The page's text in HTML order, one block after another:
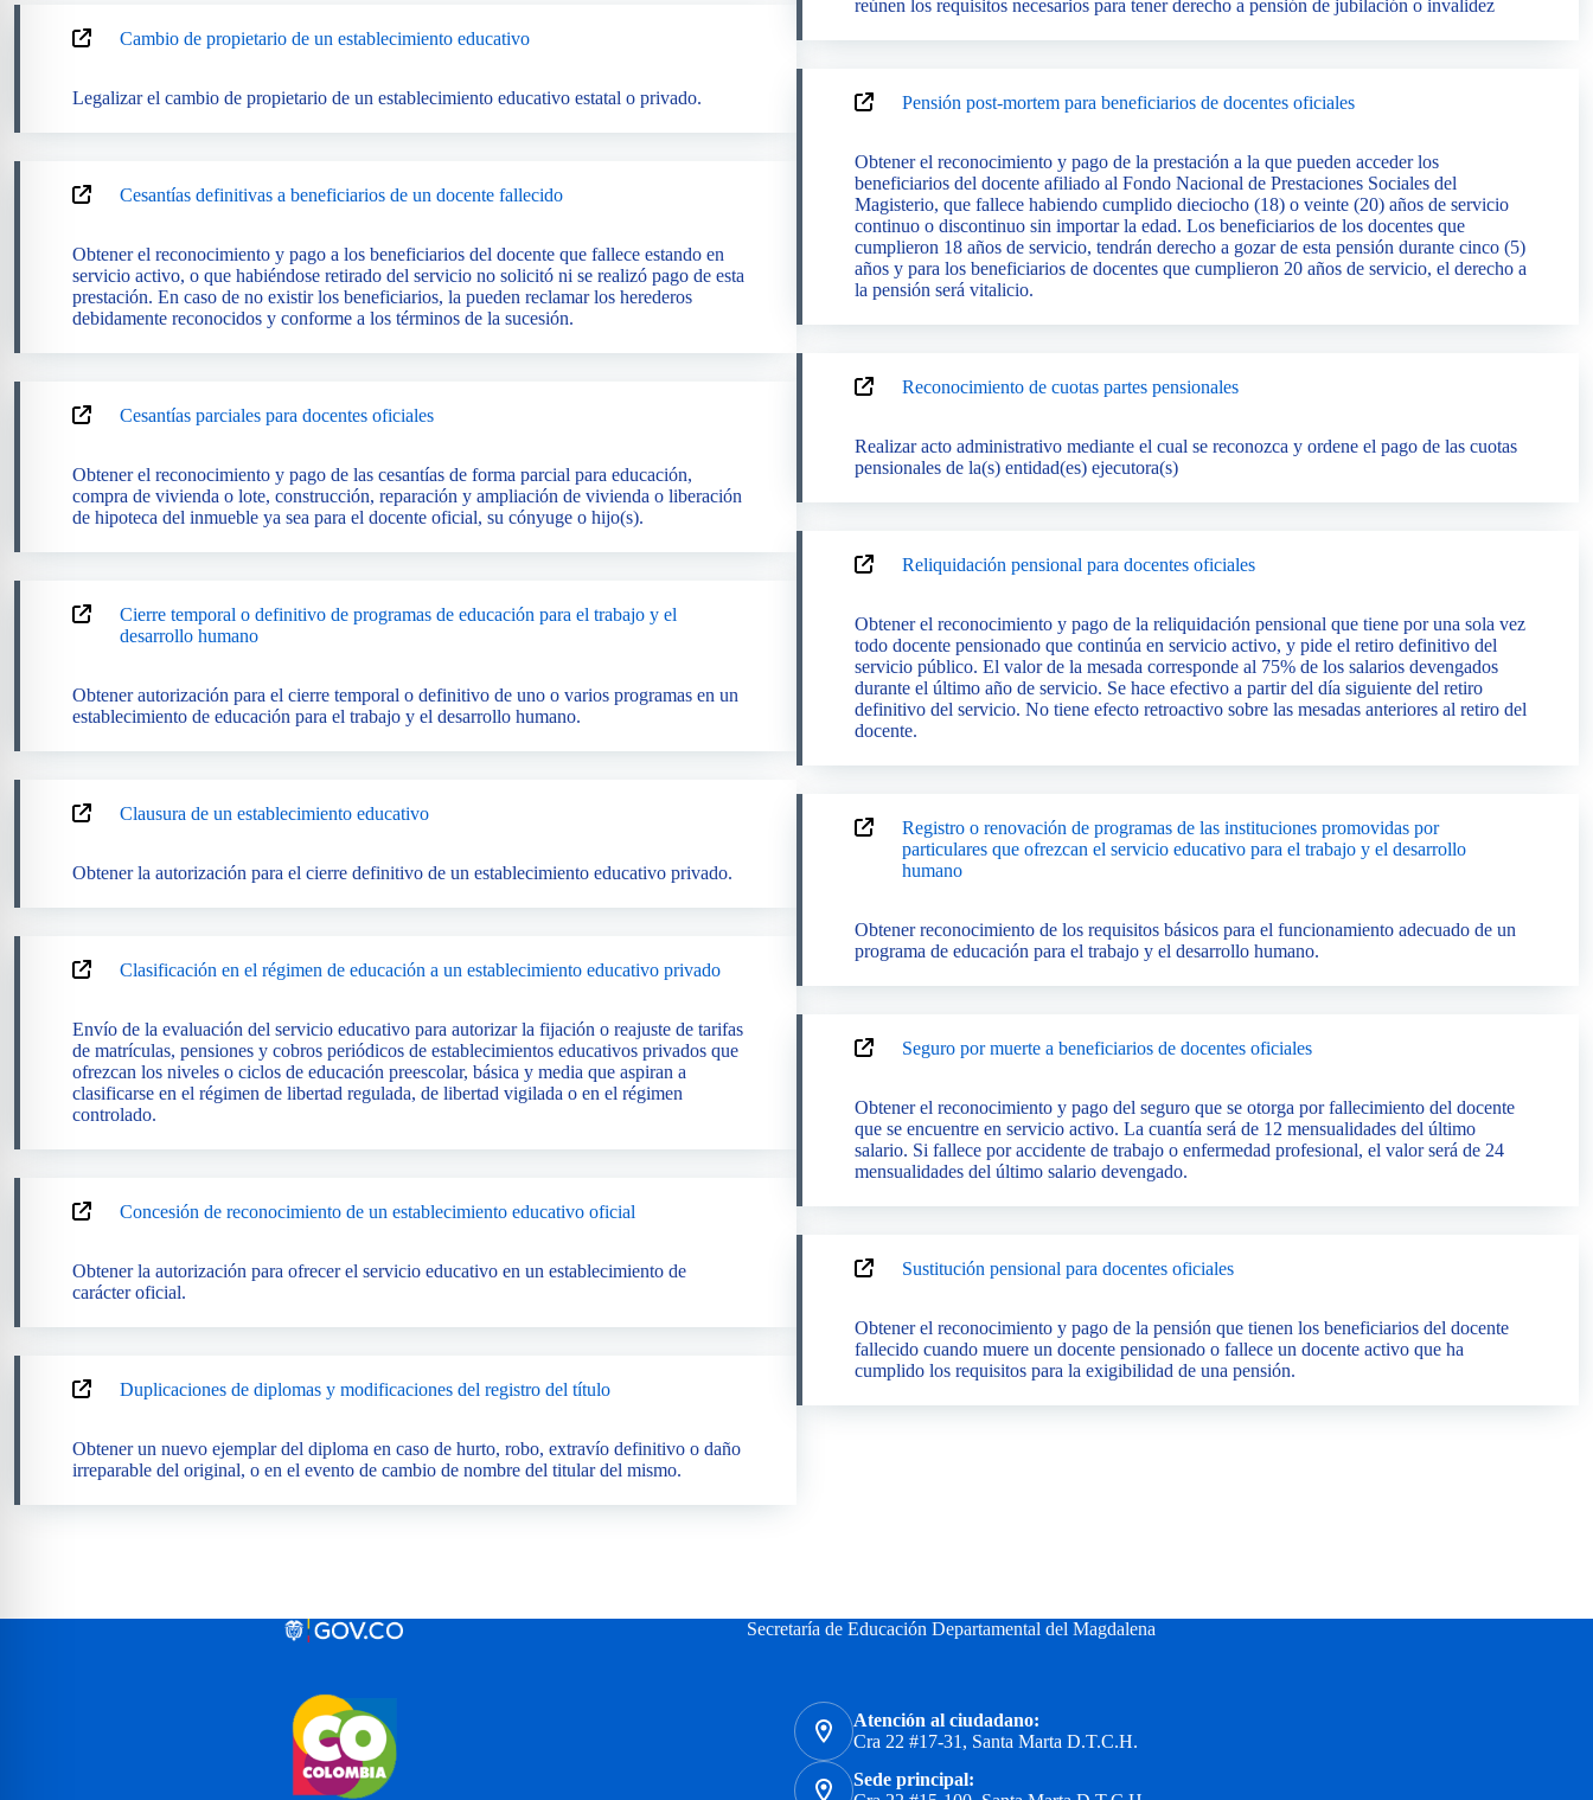
Cambio de propietario de un establecimiento educativo
Legalizar el cambio de propietario de un establecimiento educativo estatal o privado.
Cesantías definitivas a beneficiarios de un docente fallecido
Obtener el reconocimiento y pago a los beneficiarios del docente que fallece estando en
servicio activo, o que habiéndose retirado del servicio no solicitó ni se realizó pago de esta
prestación. En caso de no existir los beneficiarios, la pueden reclamar los herederos
debidamente reconocidos y conforme a los términos de la sucesión.
Cesantías parciales para docentes oficiales
Obtener el reconocimiento y pago de las cesantías de forma parcial para educación,
compra de vivienda o lote, construcción, reparación y ampliación de vivienda o liberación
de hipoteca del inmueble ya sea para el docente oficial, su cónyuge o hijo(s).
Cierre temporal o definitivo de programas de educación para el trabajo y el
desarrollo humano
Obtener autorización para el cierre temporal o definitivo de uno o varios programas en un
establecimiento de educación para el trabajo y el desarrollo humano.
Clausura de un establecimiento educativo
Obtener la autorización para el cierre definitivo de un establecimiento educativo privado.
Clasificación en el régimen de educación a un establecimiento educativo privado
Envío de la evaluación del servicio educativo para autorizar la fijación o reajuste de tarifas
de matrículas, pensiones y cobros periódicos de establecimientos educativos privados que
ofrezcan los niveles o ciclos de educación preescolar, básica y media que aspiran a
clasificarse en el régimen de libertad regulada, de libertad vigilada o en el régimen
controlado.
Concesión de reconocimiento de un establecimiento educativo oficial
Obtener la autorización para ofrecer el servicio educativo en un establecimiento de
carácter oficial.
Duplicaciones de diplomas y modificaciones del registro del título
Obtener un nuevo ejemplar del diploma en caso de hurto, robo, extravío definitivo o daño
irreparable del original, o en el evento de cambio de nombre del titular del mismo.
reúnen los requisitos necesarios para tener derecho a pensión de jubilación o invalidez
Pensión post-mortem para beneficiarios de docentes oficiales
Obtener el reconocimiento y pago de la prestación a la que pueden acceder los
beneficiarios del docente afiliado al Fondo Nacional de Prestaciones Sociales del
Magisterio, que fallece habiendo cumplido dieciocho (18) o veinte (20) años de servicio
continuo o discontinuo sin importar la edad. Los beneficiarios de los docentes que
cumplieron 18 años de servicio, tendrán derecho a gozar de esta pensión durante cinco (5)
años y para los beneficiarios de docentes que cumplieron 20 años de servicio, el derecho a
la pensión será vitalicio.
Reconocimiento de cuotas partes pensionales
Realizar acto administrativo mediante el cual se reconozca y ordene el pago de las cuotas
pensionales de la(s) entidad(es) ejecutora(s)
Reliquidación pensional para docentes oficiales
Obtener el reconocimiento y pago de la reliquidación pensional que tiene por una sola vez
todo docente pensionado que continúa en servicio activo, y pide el retiro definitivo del
servicio público. El valor de la mesada corresponde al 75% de los salarios devengados
durante el último año de servicio. Se hace efectivo a partir del día siguiente del retiro
definitivo del servicio. No tiene efecto retroactivo sobre las mesadas anteriores al retiro del
docente.
Registro o renovación de programas de las instituciones promovidas por
particulares que ofrezcan el servicio educativo para el trabajo y el desarrollo
humano
Obtener reconocimiento de los requisitos básicos para el funcionamiento adecuado de un
programa de educación para el trabajo y el desarrollo humano.
Seguro por muerte a beneficiarios de docentes oficiales
Obtener el reconocimiento y pago del seguro que se otorga por fallecimiento del docente
que se encuentre en servicio activo. La cuantía será de 12 mensualidades del último
salario. Si fallece por accidente de trabajo o enfermedad profesional, el valor será de 24
mensualidades del último salario devengado.
Sustitución pensional para docentes oficiales
Obtener el reconocimiento y pago de la pensión que tienen los beneficiarios del docente
fallecido cuando muere un docente pensionado o fallece un docente activo que ha
cumplido los requisitos para la exigibilidad de una pensión.
Secretaría de Educación Departamental del Magdalena
Atención al ciudadano:
Cra 22 #17-31, Santa Marta D.T.C.H.
Sede principal: